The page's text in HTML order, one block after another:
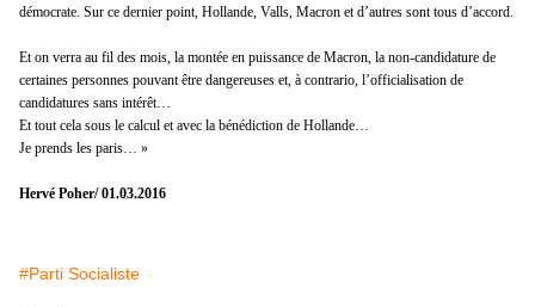
démocrate. Sur ce dernier point, Hollande, Valls, Macron et d’autres sont tous d’accord.
Et on verra au fil des mois, la montée en puissance de Macron, la non-candidature de
certaines personnes pouvant être dangereuses et, à contrario, l’officialisation de
candidatures sans intérêt…
Et tout cela sous le calcul et avec la bénédiction de Hollande…
Je prends les paris… »
Hervé Poher/ 01.03.2016
#Parti Socialiste